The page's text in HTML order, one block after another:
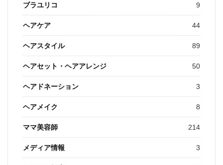
ブラユリコ 9
ヘアケア 44
ヘアスタイル 89
ヘアセット・ヘアアレンジ 50
ヘアドネーション 3
ヘアメイク 8
ママ美容師 214
メディア情報 3